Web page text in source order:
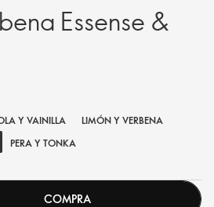
Essense &
Y VAINILLA
LIMÓN Y VERBENA
PERA Y TONKA
COMPRA